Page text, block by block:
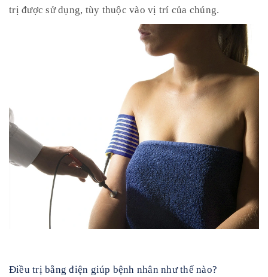
trị được sử dụng, tùy thuộc vào vị trí của chúng.
Điều trị bằng điện giúp bệnh nhân như thế nào?